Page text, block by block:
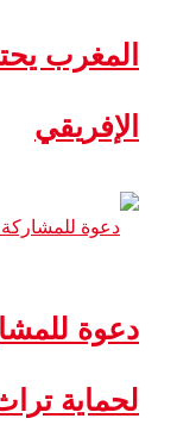
المغرب
الإفريقي
دعوة
لحماية